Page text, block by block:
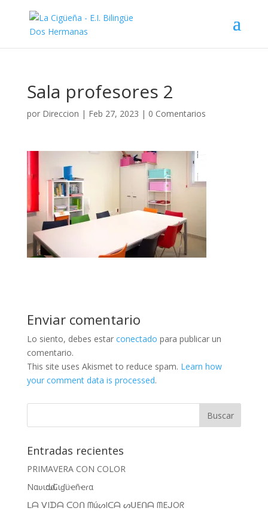
Sala profesores 2
por Direccion | Feb 27, 2023 | 0 Comentarios
Enviar comentario
Lo siento, debes estar conectado para publicar un
comentario.
This site uses Akismet to reduce spam. Learn how
your comment data is processed.
Entradas recientes
PRIMAVERA CON COLOR
Nαʋιԃαԃ Cιɠüҽñҽɾα
ᒪᗩ ᐯIᗪᗩ ᑕOᑎ ᗰúᔕIᑕᗩ ᔕᑌEᑎᗩ ᗰEᒍOᖇ